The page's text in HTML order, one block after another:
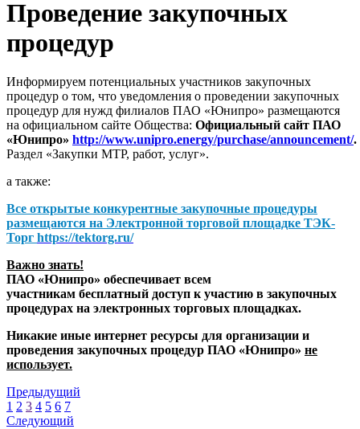
Проведение закупочных
процедур
Информируем потенциальных участников закупочных
процедур о том, что уведомления о проведении закупочных
процедур для нужд филиалов ПАО «Юнипро» размещаются
на официальном сайте Общества: Официальный сайт ПАО
«Юнипро» http://www.unipro.energy/purchase/announcement/.
Раздел «Закупки МТР, работ, услуг».
а также:
Все открытые конкурентные закупочные процедуры
размещаются на Электронной торговой площадке ТЭК-
Торг https://tektorg.ru/
Важно знать!
ПАО «Юнипро» обеспечивает всем
участникам бесплатный доступ к участию в закупочных
процедурах на электронных торговых площадках.
Никакие иные интернет ресурсы для организации и
проведения закупочных процедур ПАО «Юнипро» не
использует.
Предыдущий
1 2 3 4 5 6 7
Следующий